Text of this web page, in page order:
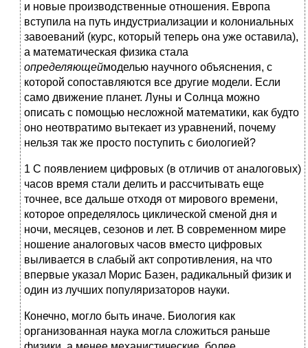
и новые производственные отношения. Европа
вступила на путь индустриализации и колониальных
завоеваний (курс, который теперь она уже оставила),
а математическая физика стала
определяющеймоделью научного объяснения, с
которой сопоставляются все другие модели. Если
само движение планет. Луны и Солнца можно
описать с помощью несложной математики, как будто
оно неотвратимо вытекает из уравнений, почему
нельзя так же просто поступить с биологией?
1 С появлением цифровых (в отличив от аналоговых)
часов время стали делить и рассчитывать еще
точнее, все дальше отходя от мирового времени,
которое определялось циклической сменой дня и
ночи, месяцев, сезонов и лет. В современном мире
ношение аналоговых часов вместо цифровых
выливается в слабый акт сопротивления, на что
впервые указал Морис Базен, радикальный физик и
один из лучших популяризаторов науки.
Конечно, могло быть иначе. Биология как
организованная наука могла сложиться раньше